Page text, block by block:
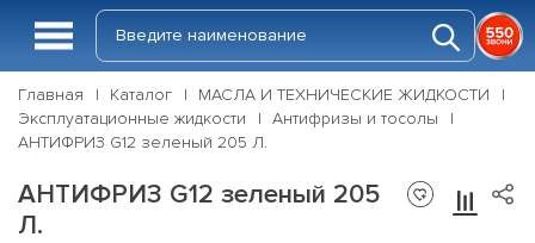
Главная Каталог
МАСЛА И ТЕХНИЧЕСКИЕ ЖИДКОСТИ
Эксплуатационные жидкости
Антифризы и тосолы
АНТИФРИЗ G12 зеленый 205 Л.
АНТИФРИЗ G12 зеленый 205
Л.